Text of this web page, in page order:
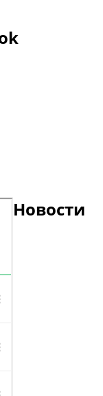
Новости